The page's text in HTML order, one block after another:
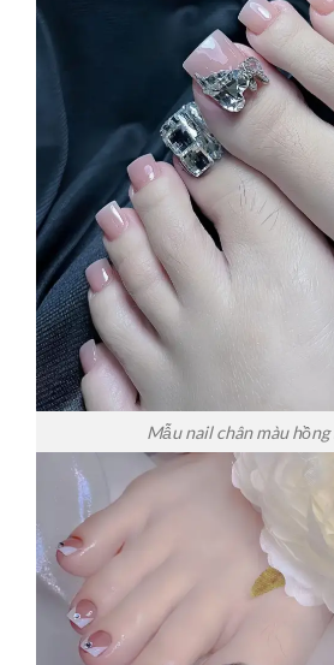
Mẫu nail chân màu hồng